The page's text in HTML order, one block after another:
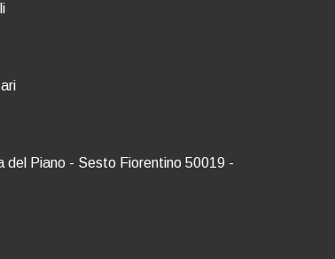
del Piano - Sesto Fiorentino 50019 -